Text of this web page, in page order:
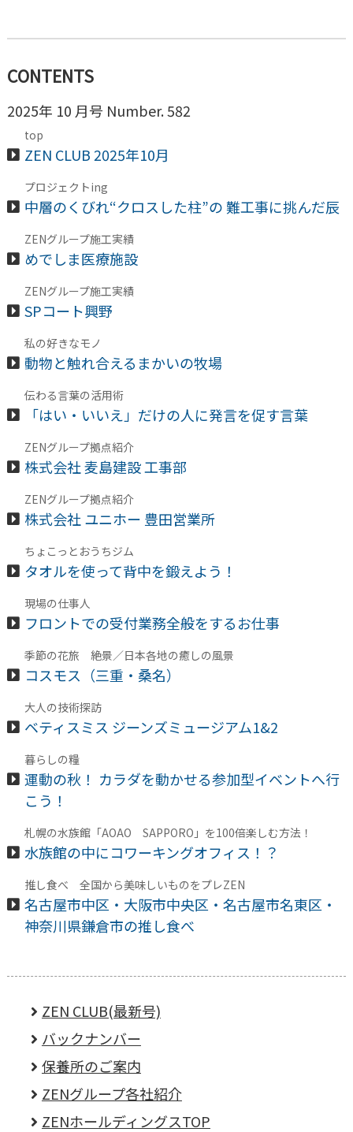
CONTENTS
2025年 10 月号 Number. 582
top
ZEN CLUB 2025年10月
プロジェクトing
中層のくびれ“クロスした柱”の 難工事に挑んだ辰
ZENグループ施工実績
めでしま医療施設
ZENグループ施工実績
SPコート興野
私の好きなモノ
動物と触れ合えるまかいの牧場
伝わる言葉の活用術
「はい・いいえ」だけの人に発言を促す言葉
ZENグループ拠点紹介
株式会社 麦島建設 工事部
ZENグループ拠点紹介
株式会社 ユニホー 豊田営業所
ちょこっとおうちジム
タオルを使って背中を鍛えよう！
現場の仕事人
フロントでの受付業務全般をするお仕事
季節の花旅 絶景／日本各地の癒しの風景
コスモス（三重・桑名）
大人の技術探訪
ベティスミス ジーンズミュージアム1&2
暮らしの糧
運動の秋！ カラダを動かせる参加型イベントへ行
こう！
札幌の水族館「AOAO SAPPORO」を100倍楽しむ方法！
水族館の中にコワーキングオフィス！？
推し食べ 全国から美味しいものをプレZEN
名古屋市中区・大阪市中央区・名古屋市名東区・
神奈川県鎌倉市の推し食べ
ZEN CLUB(最新号)
バックナンバー
保養所のご案内
ZENグループ各社紹介
ZENホールディングスTOP